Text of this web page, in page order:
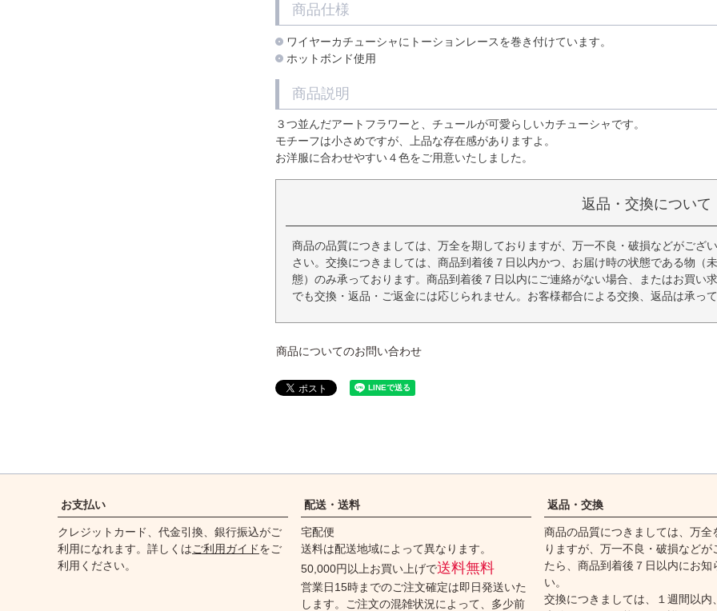
商品仕様
ワイヤーカチューシャにトーションレースを巻き付けています。
ホットボンド使用
商品説明
３つ並んだアートフラワーと、チュールが可愛らしいカチューシャです。
モチーフは小さめですが、上品な存在感がありますよ。
お洋服に合わせやすい４色をご用意いたしました。
返品・交換について
商品の品質につきましては、万全を期しておりますが、万一不良・破損などがござ
さい。交換につきましては、商品到着後７日以内かつ、お届け時の状態である物（
態）のみ承っております。商品到着後７日以内にご連絡がない場合、またはお買い
でも交換・返品・ご返金には応じられません。お客様都合による交換、返品は承っ
商品についてのお問い合わせ
お支払い
クレジットカード、代金引換、銀行振込がご
利用になれます。詳しくはご利用ガイドをご
利用ください。
配送・送料
宅配便
送料は配送地域によって異なります。
50,000円以上お買い上げで送料無料
営業日15時までのご注文確定は即日発送いた
します。ご注文の混雑状況によって、多少前
返品・交換
商品の品質につきましては、万全
りますが、万一不良・破損などが
たら、商品到着後７日以内にお知
い。
交換につきましては、１週間以内